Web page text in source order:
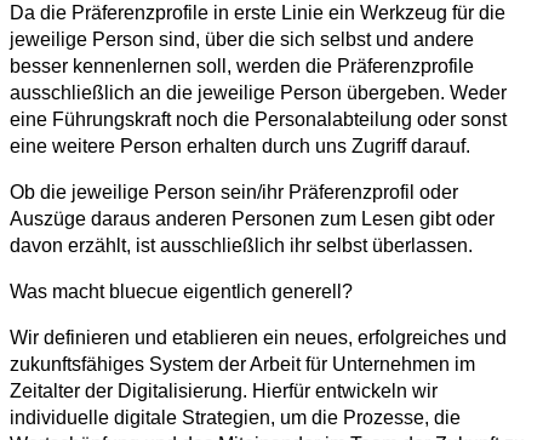
Da die Präferenzprofile in erste Linie ein Werkzeug für die
jeweilige Person sind, über die sich selbst und andere
besser kennenlernen soll, werden die Präferenzprofile
ausschließlich an die jeweilige Person übergeben. Weder
eine Führungskraft noch die Personalabteilung oder sonst
eine weitere Person erhalten durch uns Zugriff darauf.
Ob die jeweilige Person sein/ihr Präferenzprofil oder
Auszüge daraus anderen Personen zum Lesen gibt oder
davon erzählt, ist ausschließlich ihr selbst überlassen.
Was macht bluecue eigentlich generell?
Wir definieren und etablieren ein neues, erfolgreiches und
zukunftsfähiges System der Arbeit für Unternehmen im
Zeitalter der Digitalisierung. Hierfür entwickeln wir
individuelle digitale Strategien, um die Prozesse, die